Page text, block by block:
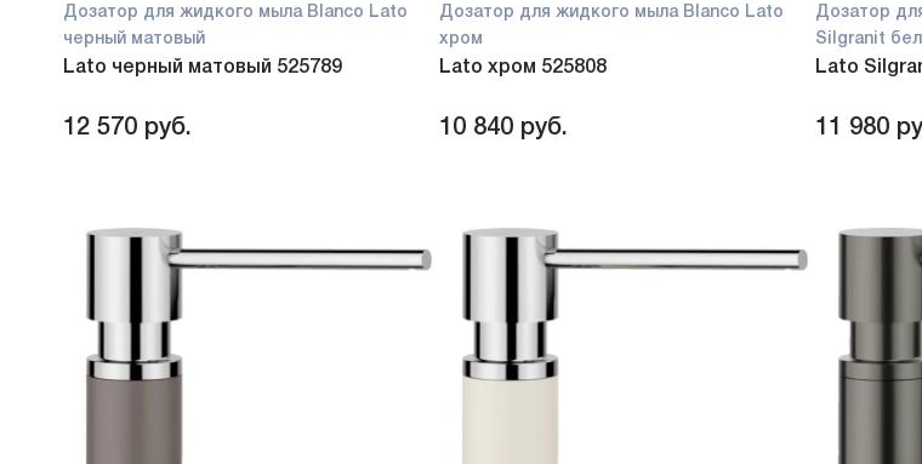
Дозатор для жидкого мыла Blanco Lato
черный матовый
Lato черный матовый 525789
12 570 руб.
Дозатор для жидкого мыла Blanco Lato
хром
Lato хром 525808
10 840 руб.
Дозатор
Silgranit
Lato
11 980